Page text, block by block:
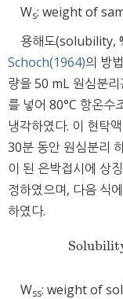
Ws: weight of
용해도(solubility,
Schoch(1964)의 방
량을 50 mL 원심분
를 넣어 80°C 항온수
냉각하였다. 이 현탁
30분 동안 원심분리
이 된 은박접시에 상
정하였으며, 다음 식
하였다.
Wss: weight of